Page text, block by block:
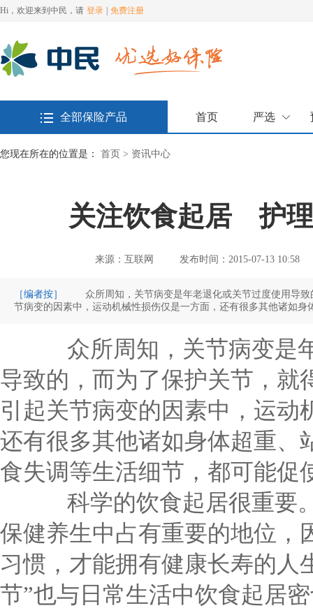
Hi，欢迎来到中民，请 登录 免费注册
全部保险产品 首页 严选
您现在所在的位置是： 首页 > 资讯中心
关注饮食起居 护
来源：互联网 发布时间：2015-07-13 10:58
［编者按］
众所周知，关节病变是年老退化或关节过度使用导致
节病变的因素中，运动机械性损伤仅是一方面，还有很多其他诸如
众所周知，关节病变是
导致的，而为了保护关节，就
引起关节病变的因素中，运动
还有很多其他诸如身体超重、
食失调等生活细节，都可
科学的饮食起居很重要
保健养生中占有重要的地位，
习惯，才能拥有健康长寿的人
节”也与日常生活中饮食起